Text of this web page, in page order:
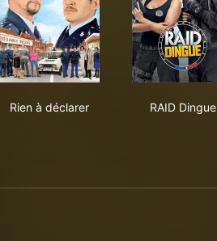
Rien à déclarer
RAID Dingue